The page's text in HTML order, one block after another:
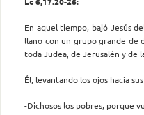
En aquel tiempo, bajó Jesús
llano con un grupo grande de
toda Judea, de Jerusalén y de
Él, levantando los ojos hacia
-Dichosos los pobres, porque